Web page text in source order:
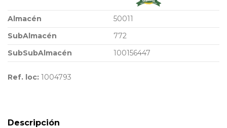
Almacén
50011
SubAlmacén
772
SubSubAlmacén
100156447
Ref. loc: 1004793
Descripción